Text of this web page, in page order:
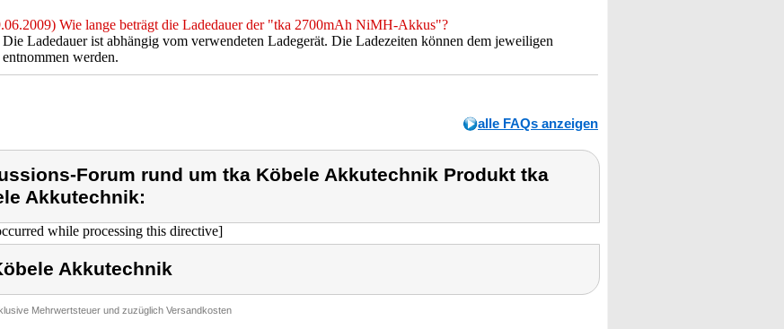
Wie lange beträgt die Ladedauer der "tka 2700mAh NiMH-Akkus"?
Die Ladedauer ist abhängig vom verwendeten Ladegerät. Die Ladezeiten können dem jeweiligen
werden.
alle FAQs anzeigen
Forum rund um tka Köbele Akkutechnik Produkt tka
Akkutechnik:
while processing this directive]
Akkutechnik
Mehrwertsteuer und zuzüglich Versandkosten